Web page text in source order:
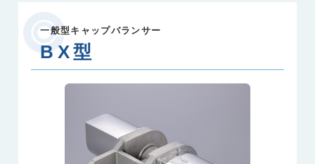
一般型キャップバランサー
BX型